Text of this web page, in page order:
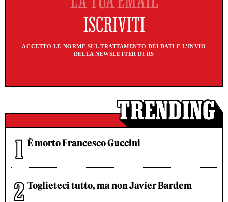
ACCETTO LE NORME SUL TRATTAMENTO DEI DATI E L'INVIO
DELLA NEWSLETTER DI RS
È morto Francesco Guccini
Toglieteci tutto, ma non Javier Bardem